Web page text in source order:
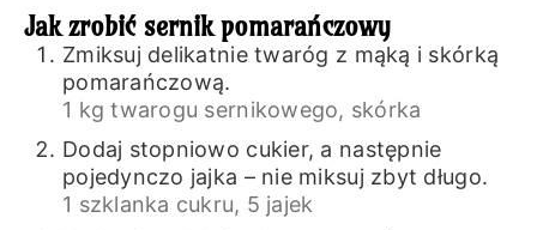
Jak zrobić sernik pomarańczowy
Zmiksuj delikatnie twaróg z mąką i skórką
pomarańczową.
1 kg twarogu sernikowego, skórka
Dodaj stopniowo cukier, a następnie
pojedynczo jajka – nie miksuj zbyt długo.
1 szklanka cukru, 5 jajek